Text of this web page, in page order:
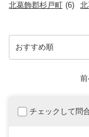
北葛飾郡杉戸町 (6)
チェックして問